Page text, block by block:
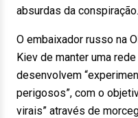
absurdas da conspiração.
O embaixador russo na
Kiev de manter uma
desenvolvem
perigosos”, com o
virais” através de